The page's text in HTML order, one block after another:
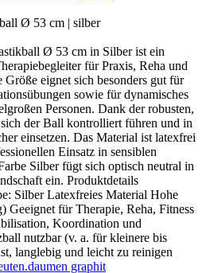
Ø 53 cm | silber
Ø 53 cm in Silber ist ein
für Praxis, Reha und
eignet sich besonders gut für
sowie für dynamisches
Personen. Dank der robusten,
der Ball kontrolliert führen und in
einsetzen. Das Material ist latexfrei
Einsatz in sensiblen
Silber fügt sich optisch neutral in
ein. Produktdetails
Silber Latexfreies Material Hohe
Geeignet für Therapie, Reha, Fitness
Koordination und
nutzbar (v. a. für kleinere bis
langlebig und leicht zu reinigen